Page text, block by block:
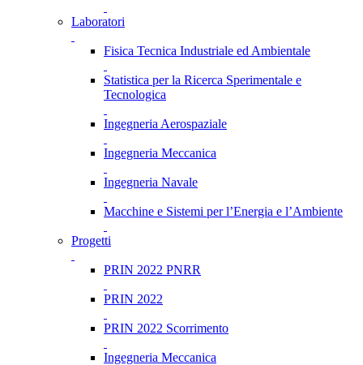
Laboratori
Fisica Tecnica Industriale ed Ambientale
Statistica per la Ricerca Sperimentale e
Tecnologica
Ingegneria Aerospaziale
Ingegneria Meccanica
Ingegneria Navale
Macchine e Sistemi per l’Energia e l’Ambiente
Progetti
PRIN 2022 PNRR
PRIN 2022
PRIN 2022 Scorrimento
Ingegneria Meccanica